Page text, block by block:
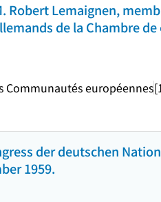
Robert Lemaignen,
de la Chambre
Communautés européennes
der deutschen
1959.